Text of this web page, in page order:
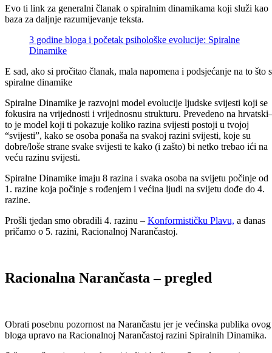
Evo ti link za generalni članak o spiralnim dinamikama koji služi kao
baza za daljnje razumijevanje teksta.
3 godine bloga i početak psihološke evolucije: Spiralne
Dinamike
E sad, ako si pročitao članak, mala napomena i podsjećanje na to što
spiralne dinamike
Spiralne Dinamike je razvojni model evolucije ljudske svijesti koji se
fokusira na vrijednosti i vrijednosnu strukturu. Prevedeno na
to je model koji ti pokazuje koliko razina svijesti postoji u tvojoj
“svijesti”, kako se osoba ponaša na svakoj razini svijesti, koje su
dobre/loše strane svake svijesti te kako (i zašto) bi netko trebao ići na
veću razinu svijesti.
Spiralne Dinamike imaju 8 razina i svaka osoba na svijetu počinje od
1. razine koja počinje s rođenjem i većina ljudi na svijetu dođe do 4.
razine.
Prošli tjedan smo obradili 4. razinu – Konformističku Plavu, a danas
pričamo o 5. razini, Racionalnoj Narančastoj.
Racionalna Narančasta – pregled
Obrati posebnu pozornost na Narančastu jer je većinska publika ovog
bloga upravo na Racionalnoj Narančastoj razini Spiralnih Dinamika.